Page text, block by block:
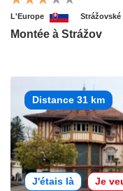
L'Europe Strážovské
Montée à Strážov
Distance 31 km
J'étais là Je